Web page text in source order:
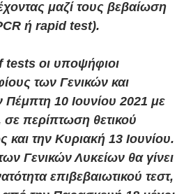
μαζί τους βεβαίωση
ή rapid test).
tests οι υποψήφιοι
των Γενικών και
Πέμπτη 10 Ιουνίου 2021 με
σε περίπτωση θετικού
την Κυριακή 13 Ιουνίου.
Γενικών Λυκείων θα γίνει
επιβεβαιωτικού τεστ,